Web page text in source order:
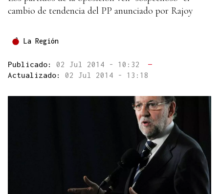
cambio de tendencia del PP anunciado por Rajoy
La Región
Publicado: 02 Jul 2014 - 10:32
—
Actualizado: 02 Jul 2014 - 13:18